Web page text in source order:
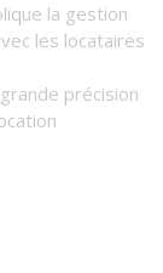
la gestion
les locataires
précision